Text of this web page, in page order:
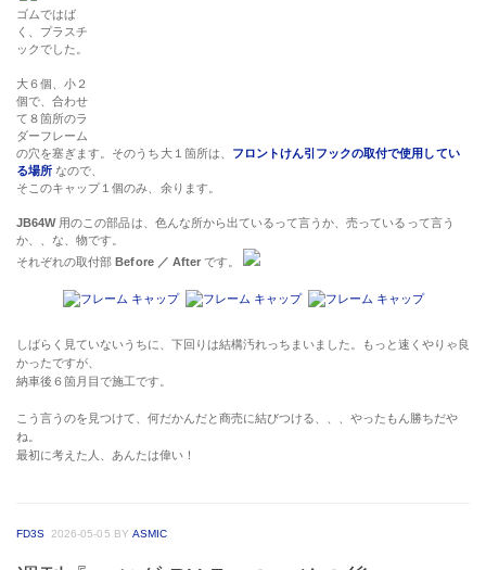
ゴムではば
く、プラスチ
ックでした。
大６個、小２
個で、合わせ
て８箇所のラ
ダーフレーム
の穴を塞ぎます。そのうち大１箇所は、
フロントけん引フックの取付で使用してい
る場所 なので、
そこのキャップ１個のみ、余ります。
JB64W用のこの部品は、色んな所から出ているって言うか、売っているって言う
か、、な、物です。
それぞれの取付部Before ／ After です。
しばらく見ていないうちに、下回りは結構汚れっちまいました。もっと速くやりゃ良
かったですが、
納車後６箇月目で施工です。
こう言うのを見つけて、何だかんだと商売に結びつける、、、やったもん勝ちだや
ね。
最初に考えた人、あんたは偉い！
FD3S 2026-05-05 BY ASMIC